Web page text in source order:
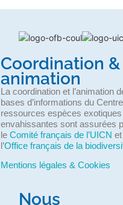
Coordination &
animation
La coordination et l’animation
bases d’informations du
ressources espèces exotiques
envahissantes sont assurées
le Comité français de l’UICN et
l’Office français de la
Mentions légales & Cookies
Nous